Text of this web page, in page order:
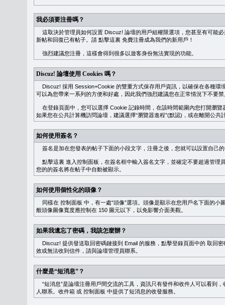
我必須要注冊嗎？
這取決於管理員如何設置 Discuz! 論壇的用戶組權限選項，您甚至有可能
新帖和回復已有帖子。請 點擊這裏 免費注冊成為我們的新用戶！
強烈建議您注冊，這樣會得到很多以遊客身份無法實現的功能。
Discuz! 論壇使用 Cookies 嗎？
Discuz! 採用 Session+Cookie 的雙重方式保存用戶資訊，以確保在各種環
可以為您帶來一系列的方便和好處，因此我們強烈建議您在正常情況下不要
在登錄頁面中，您可以選擇 Cookie 記錄時間，在該時間範圍內您打開瀏
如果您在公共計算機訪問論壇，建議選擇“瀏覽器進程”(默認)，或在離開公共
如何使用簽名？
簽名是加在您發表的帖子下面的小段文字，注冊之後，您就可以設置自己
點擊這裏 進入控制面板，在簽名框中輸入簽名文字，並確定不要超過管
您的的簽名將在帖子中自動被顯示。
如何使用個性化的頭像？
同樣在 控制面板 中，有一處“頭像”選項。頭像是顯示在您用戶名下面的
般頭像圖像寬度應控制在 150 圖元以下，以免影響介面美觀。
如果我遺忘了密碼，我該怎麼辦？
Discuz! 提供發送取回密碼鏈接到 Email 的服務，點擊登錄頁面中的 取回密
效或無法收到信件，請與論壇管理員聯系。
什麼是“短消息”？
“短消息”是論壇注冊用戶間交流的工具，資訊只有發件和收件人可以看到
人聯系。 收件箱 或 控制面板 中提供了短消息的收發服務。